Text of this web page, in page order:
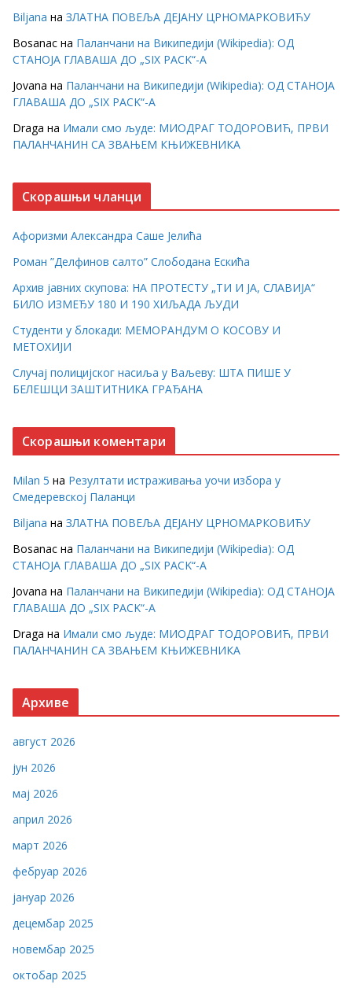
Biljana на ЗЛАТНА ПОВЕЉА ДЕЈАНУ ЦРНОМАРКОВИЋУ
Bosanac на Паланчани на Википедији (Wikipedia): ОД
СТАНОЈА ГЛАВАША ДО „SIX PACK“-А
Jovana на Паланчани на Википедији (Wikipedia): ОД СТАНОЈА
ГЛАВАША ДО „SIX PACK“-А
Draga на Имали смо људе: МИОДРАГ ТОДОРОВИЋ, ПРВИ
ПАЛАНЧАНИН СА ЗВАЊЕМ КЊИЖЕВНИКА
Скорашњи чланци
Афоризми Александра Саше Јелића
Роман ”Делфинов салто” Слободана Ескића
Архив јавних скупова: НА ПРОТЕСТУ „ТИ И ЈА, СЛАВИЈА“
БИЛО ИЗМЕЂУ 180 И 190 ХИЉАДА ЉУДИ
Студенти у блокади: МЕМОРАНДУМ О КОСОВУ И
МЕТОХИЈИ
Случај полицијског насиља у Ваљеву: ШТА ПИШЕ У
БЕЛЕШЦИ ЗАШТИТНИКА ГРАЂАНА
Скорашњи коментари
Milan 5 на Резултати истраживања уочи избора у
Смедеревској Паланци
Biljana на ЗЛАТНА ПОВЕЉА ДЕЈАНУ ЦРНОМАРКОВИЋУ
Bosanac на Паланчани на Википедији (Wikipedia): ОД
СТАНОЈА ГЛАВАША ДО „SIX PACK“-А
Jovana на Паланчани на Википедији (Wikipedia): ОД СТАНОЈА
ГЛАВАША ДО „SIX PACK“-А
Draga на Имали смо људе: МИОДРАГ ТОДОРОВИЋ, ПРВИ
ПАЛАНЧАНИН СА ЗВАЊЕМ КЊИЖЕВНИКА
Архиве
август 2026
јун 2026
мај 2026
април 2026
март 2026
фебруар 2026
јануар 2026
децембар 2025
новембар 2025
октобар 2025